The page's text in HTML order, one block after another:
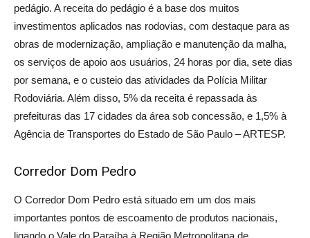
pedágio. A receita do pedágio é a base dos muitos
investimentos aplicados nas rodovias, com destaque para as
obras de modernização, ampliação e manutenção da malha,
os serviços de apoio aos usuários, 24 horas por dia, sete dias
por semana, e o custeio das atividades da Polícia Militar
Rodoviária. Além disso, 5% da receita é repassada às
prefeituras das 17 cidades da área sob concessão, e 1,5% à
Agência de Transportes do Estado de São Paulo – ARTESP.
Corredor Dom Pedro
O Corredor Dom Pedro está situado em um dos mais
importantes pontos de escoamento de produtos nacionais,
ligando o Vale do Paraíba à Região Metropolitana de